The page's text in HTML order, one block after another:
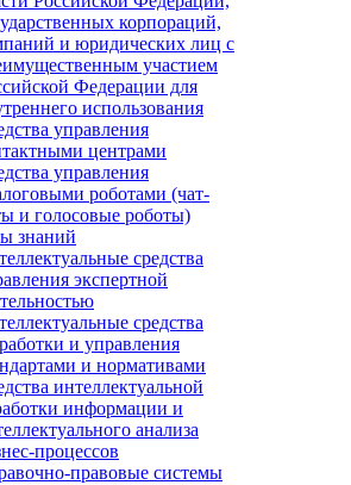
корпораций,
и юридических лиц с
участием
Федерации для
использования
управления
центрами
управления
роботами (чат-
и голосовые роботы)
знаний
средства
экспертной
средства
и управления
и нормативами
интеллектуальной
информации и
анализа
процессов
правовые системы